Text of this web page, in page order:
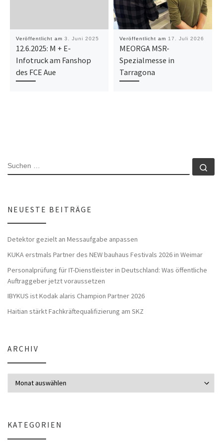
Veröffentlicht am 3. Juni 2025
12.6.2025: M + E-
Infotruck am Fanshop
des FCE Aue
Veröffentlicht am 17. Juli 2026
MEORGA MSR-
Spezialmesse in
Tarragona
SUCHE
NEUESTE BEITRÄGE
Detektor gezielt an Messaufgabe anpassen
KUKA erstmals Partner des NEW bauhaus Festivals 2026 in Weimar
Personalprüfung für IT-Dienstleister in Deutschland: Was öffentliche
Auftraggeber jetzt voraussetzen
IBYKUS ist Kodak alaris Champion Partner 2026
Haitian stärkt Fachkräftequalifizierung am SKZ
ARCHIV
KATEGORIEN